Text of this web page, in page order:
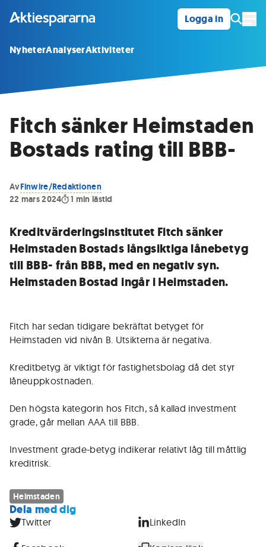
Logga in
NyheterAnalyserAktiviteter
Fitch sänker Heimstaden
Bostads rating till BBB-
AvFinwire/Redaktionen
22 mars 2024
1 min lästid
Kreditvärderingsinstitutet Fitch sänker
Heimstaden Bostads långsiktiga lånebetyg
till BBB- från BBB, med en negativ syn.
Heimstaden Bostad ingår i Heimstaden.
Fitch har sedan tidigare bekräftat betyget för
Heimstaden vid nivån B. Utsikterna är negativa.
Kreditbetyg är viktigt för fastighetsbolag då det styr
låneuppkostnaden.
Den högsta kategorin hos Fitch, så kallad investment
grade, går mellan AAA till BBB.
Investment grade-betyg indikerar relativt låg till måttlig
kreditrisk.
Heimstaden
Dela med dig
Twitter LinkedIn